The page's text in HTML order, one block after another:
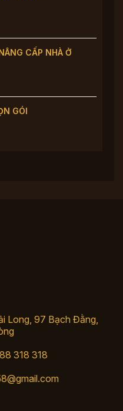
CẤP NHÀ Ở
GÓI
Long, 97 Bạch Đằng,
318 318